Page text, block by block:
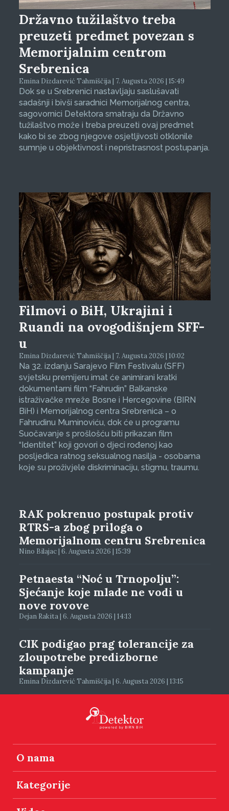
Državno tužilaštvo treba
preuzeti predmet povezan s
Memorijalnim centrom
Srebrenica
Emina Dizdarević Tahmiščija | 7. Augusta 2026 | 15:49
Dok se u Srebrenici nastavljaju saslušavati
sadašnji i bivši saradnici Memorijalnog centra,
sagovornici Detektora smatraju da Državno
tužilaštvo može i treba preuzeti ovaj predmet
kako bi se zbog njegove osjetljivosti otklonile
sumnje u objektivnost i nepristrasnost postupanja.
Filmovi o BiH, Ukrajini i
Ruandi na ovogodišnjem SFF-
u
Emina Dizdarević Tahmiščija | 7. Augusta 2026 | 10:02
Na 32. izdanju Sarajevo Film Festivalu (SFF)
svjetsku premijeru imat će animirani kratki
dokumentarni film “Fahrudin” Balkanske
istraživačke mreže Bosne i Hercegovine (BIRN
BiH) i Memorijalnog centra Srebrenica – o
Fahrudinu Muminoviću, dok će u programu
Suočavanje s prošlošću biti prikazan film
“Identitet” koji govori o djeci rođenoj kao
posljedica ratnog seksualnog nasilja - osobama
koje su proživjele diskriminaciju, stigmu, traumu.
RAK pokrenuo postupak protiv
RTRS-a zbog priloga o
Memorijalnom centru Srebrenica
Nino Bilajac | 6. Augusta 2026 | 15:39
Petnaesta “Noć u Trnopolju”:
Sjećanje koje mlade ne vodi u
nove rovove
Dejan Rakita | 6. Augusta 2026 | 14:13
CIK podigao prag tolerancije za
zloupotrebe predizborne
kampanje
Emina Dizdarević Tahmiščija | 6. Augusta 2026 | 13:15
O nama
Kategorije